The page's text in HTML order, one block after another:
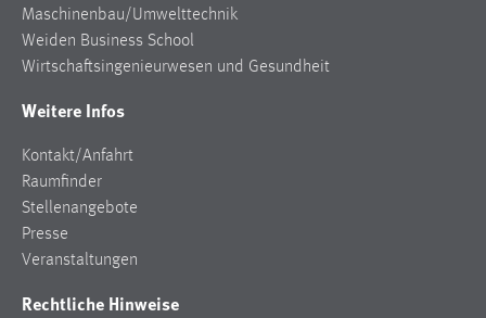
Maschinenbau/Umwelttechnik
Weiden Business School
Wirtschaftsingenieurwesen und Gesundheit
Weitere Infos
Kontakt/Anfahrt
Raumfinder
Stellenangebote
Presse
Veranstaltungen
Rechtliche Hinweise